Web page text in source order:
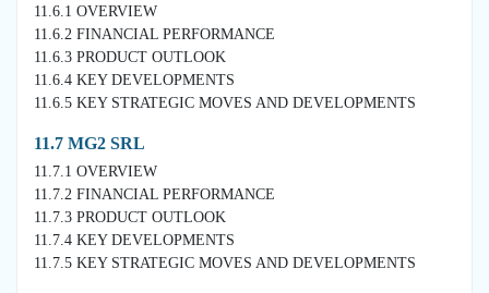
11.6.1 OVERVIEW
11.6.2 FINANCIAL PERFORMANCE
11.6.3 PRODUCT OUTLOOK
11.6.4 KEY DEVELOPMENTS
11.6.5 KEY STRATEGIC MOVES AND DEVELOPMENTS
11.7 MG2 SRL
11.7.1 OVERVIEW
11.7.2 FINANCIAL PERFORMANCE
11.7.3 PRODUCT OUTLOOK
11.7.4 KEY DEVELOPMENTS
11.7.5 KEY STRATEGIC MOVES AND DEVELOPMENTS